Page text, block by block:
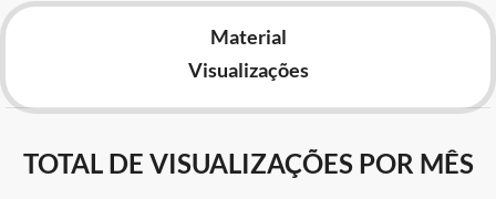
Material
Visualizações
TOTAL DE VISUALIZAÇÕES POR MÊS